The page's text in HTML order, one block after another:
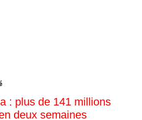
: plus de 141 millions
deux semaines